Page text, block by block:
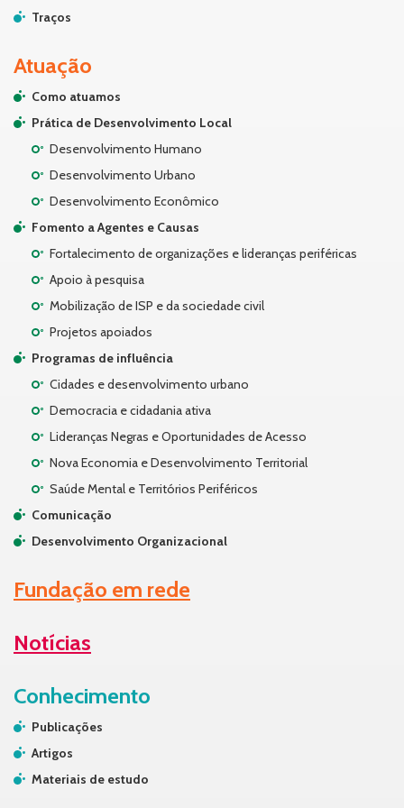
Traços
Atuação
Como atuamos
Prática de Desenvolvimento Local
Desenvolvimento Humano
Desenvolvimento Urbano
Desenvolvimento Econômico
Fomento a Agentes e Causas
Fortalecimento de organizações e lideranças periféricas
Apoio à pesquisa
Mobilização de ISP e da sociedade civil
Projetos apoiados
Programas de influência
Cidades e desenvolvimento urbano
Democracia e cidadania ativa
Lideranças Negras e Oportunidades de Acesso
Nova Economia e Desenvolvimento Territorial
Saúde Mental e Territórios Periféricos
Comunicação
Desenvolvimento Organizacional
Fundação em rede
Notícias
Conhecimento
Publicações
Artigos
Materiais de estudo